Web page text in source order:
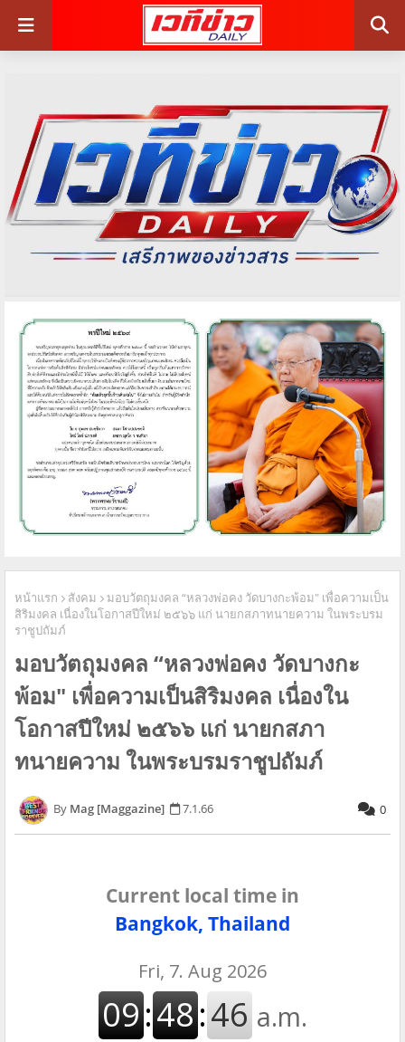
หน้าแรก สังคม
มอบวัตถุมงคล “หลวงพ่อคง วัดบางกะพ้อม" เพื่อความเป็น
สิริมงคล เนื่องในโอกาสปีใหม่ ๒๕๖๖ แก่ นายกสภาทนายความ ในพระบรม
ราชูปถัมภ์
มอบวัตถุมงคล “หลวงพ่อคง วัดบางกะ
พ้อม" เพื่อความเป็นสิริมงคล เนื่องใน
โอกาสปีใหม่ ๒๕๖๖ แก่ นายกสภา
ทนายความ ในพระบรมราชูปถัมภ์
Mag [Maggazine] 7.1.66 0
Current local time in
Bangkok, Thailand